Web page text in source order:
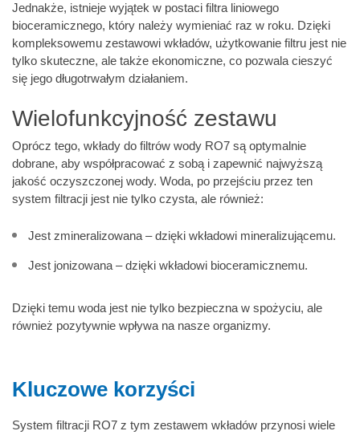
Jednakże, istnieje wyjątek w postaci filtra liniowego
bioceramicznego, który należy wymieniać raz w roku. Dzięki
kompleksowemu zestawowi wkładów, użytkowanie filtru jest nie
tylko skuteczne, ale także ekonomiczne, co pozwala cieszyć
się jego długotrwałym działaniem.
Wielofunkcyjność zestawu
Oprócz tego, wkłady do filtrów wody RO7 są optymalnie
dobrane, aby współpracować z sobą i zapewnić najwyższą
jakość oczyszczonej wody. Woda, po przejściu przez ten
system filtracji jest nie tylko czysta, ale również:
Jest zmineralizowana – dzięki wkładowi mineralizującemu.
Jest jonizowana – dzięki wkładowi bioceramicznemu.
Dzięki temu woda jest nie tylko bezpieczna w spożyciu, ale
również pozytywnie wpływa na nasze organizmy.
Kluczowe korzyści
System filtracji RO7 z tym zestawem wkładów przynosi wiele